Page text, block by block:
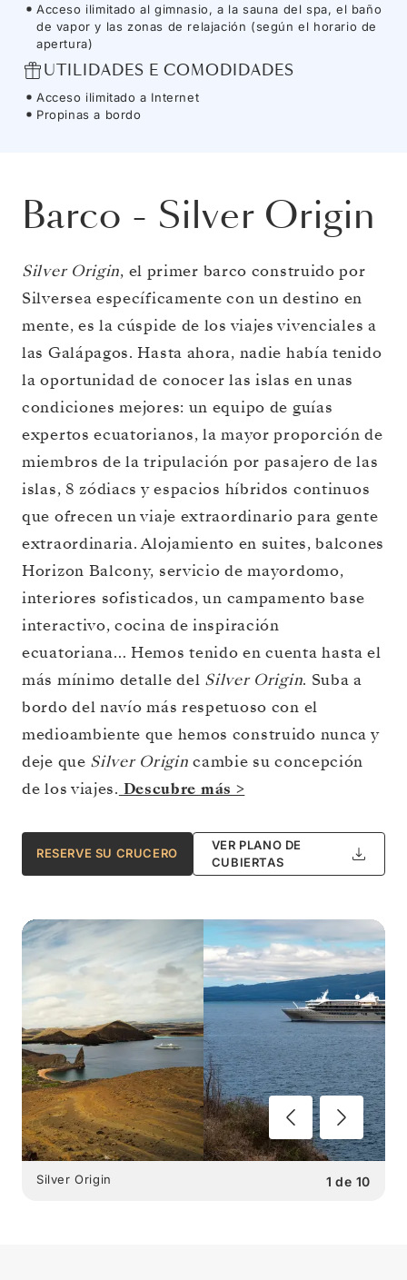
Acceso ilimitado al gimnasio, a la sauna del spa, el baño
de vapor y las zonas de relajación (según el horario de
apertura)
UTILIDADES E COMODIDADES
Acceso ilimitado a Internet
Propinas a bordo
Barco - Silver Origin
Silver Origin, el primer barco construido por
Silversea específicamente con un destino en
mente, es la cúspide de los viajes vivenciales a
las Galápagos. Hasta ahora, nadie había tenido
la oportunidad de conocer las islas en unas
condiciones mejores: un equipo de guías
expertos ecuatorianos, la mayor proporción de
miembros de la tripulación por pasajero de las
islas, 8 zódiacs y espacios híbridos continuos
que ofrecen un viaje extraordinario para gente
extraordinaria. Alojamiento en suites, balcones
Horizon Balcony, servicio de mayordomo,
interiores sofisticados, un campamento base
interactivo, cocina de inspiración
ecuatoriana… Hemos tenido en cuenta hasta el
más mínimo detalle del Silver Origin. Suba a
bordo del navío más respetuoso con el
medioambiente que hemos construido nunca y
deje que Silver Origin cambie su concepción
de los viajes. Descubre más >
RESERVE SU CRUCERO
VER PLANO DE
CUBIERTAS
1 de 10
Silver Origin